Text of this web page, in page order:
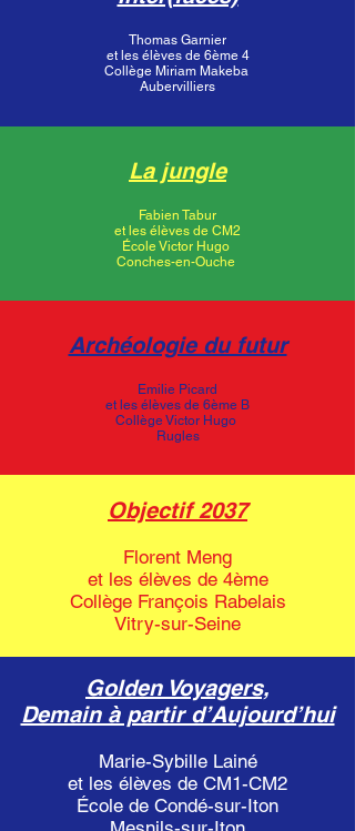
Thomas Garnier
et les élèves de 6ème 4
Collège Miriam Makeba
Aubervilliers
La jungle
Fabien Tabur
et les élèves de CM2
École Victor Hugo
Conches-en-Ouche
Archéologie du futur
Emilie Picard
et les élèves de 6ème B
Collège Victor Hugo
Rugles
Objectif 2037
Florent Meng
et les élèves de 4ème
Collège François Rabelais
Vitry-sur-Seine
Golden Voyagers,
Demain à partir d’Aujourd’hui
Marie-Sybille Lainé
et les élèves de CM1-CM2
École de Condé-sur-Iton